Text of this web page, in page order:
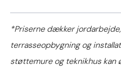
*Priserne dækker
terrasseopbygning og
støttemure og teknikhus kan